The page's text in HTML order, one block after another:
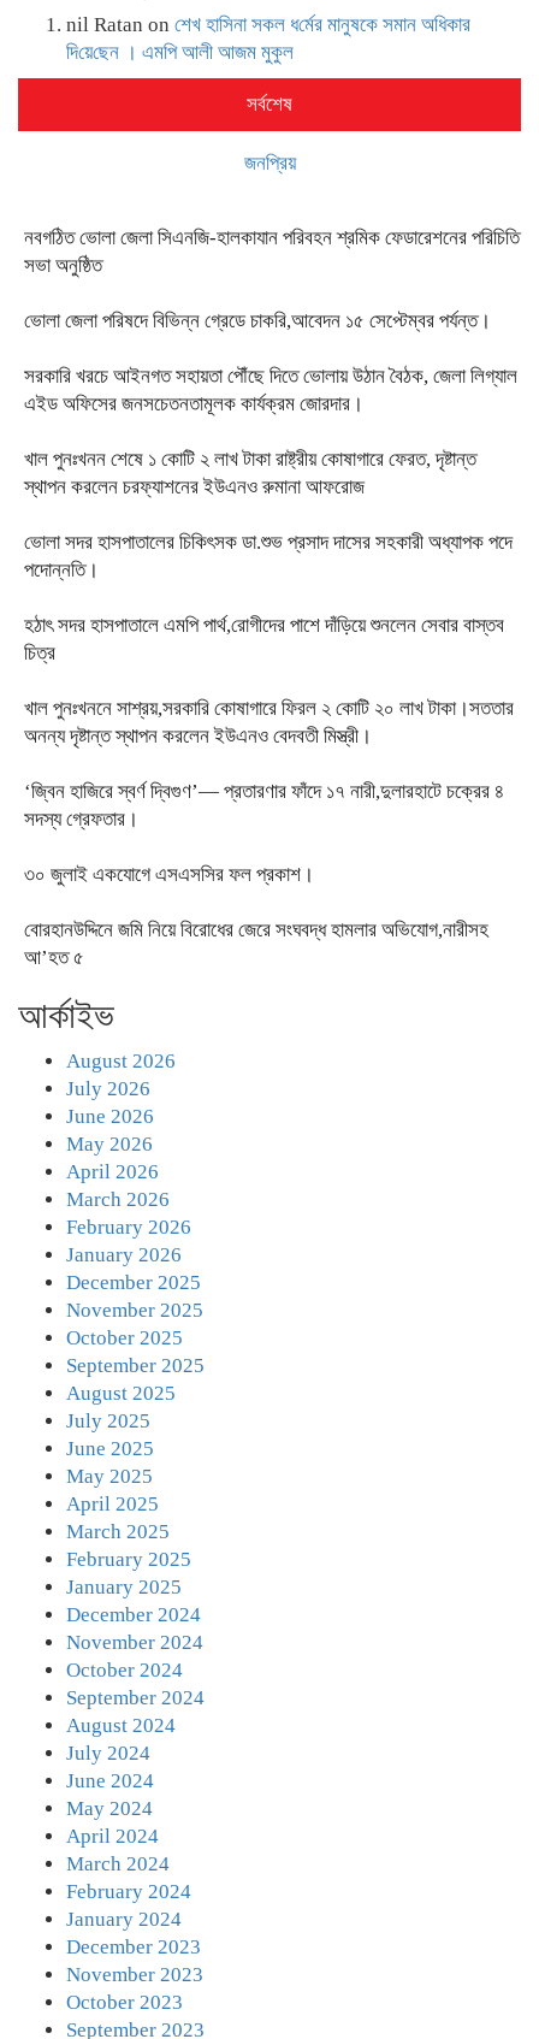
nil Ratan on শেখ হা‌সিনা সকল ধ‌র্মের মানু‌ষকে সমান অ‌ধিকার
দি‌য়ে‌ছেন । এম‌পি আলী আজম মুকুল
সর্বশেষ
জনপ্রিয়
নবগঠিত ভোলা জেলা সিএনজি-হালকাযান পরিবহন শ্রমিক ফেডারেশনের পরিচিতি
সভা অনুষ্ঠিত
ভোলা জেলা পরিষদে বিভিন্ন গ্রেডে চাকরি,আবেদন ১৫ সেপ্টেম্বর পর্যন্ত।
সরকারি খরচে আইনগত সহায়তা পৌঁছে দিতে ভোলায় উঠান বৈঠক, জেলা লিগ্যাল
এইড অফিসের জনসচেতনতামূলক কার্যক্রম জোরদার।
খাল পুনঃখনন শেষে ১ কোটি ২ লাখ টাকা রাষ্ট্রীয় কোষাগারে ফেরত, দৃষ্টান্ত
স্থাপন করলেন চরফ্যাশনের ইউএনও রুমানা আফরোজ
ভোলা সদর হাসপাতালের চিকিৎসক ডা.শুভ প্রসাদ দাসের সহকারী অধ্যাপক পদে
পদোন্নতি।
হঠাৎ সদর হাসপাতালে এমপি পার্থ,রোগীদের পাশে দাঁড়িয়ে শুনলেন সেবার বাস্তব
চিত্র
খাল পুনঃখননে সাশ্রয়,সরকারি কোষাগারে ফিরল ২ কোটি ২০ লাখ টাকা।সততার
অনন্য দৃষ্টান্ত স্থাপন করলেন ইউএনও বেদবতী মিস্ত্রী।
‘জ্বিন হাজিরে স্বর্ণ দ্বিগুণ’— প্রতারণার ফাঁদে ১৭ নারী,দুলারহাটে চক্রের ৪
সদস্য গ্রেফতার।
৩০ জুলাই একযোগে এসএসসির ফল প্রকাশ।
বোরহানউদ্দিনে জমি নিয়ে বিরোধের জেরে সংঘবদ্ধ হামলার অভিযোগ,নারীসহ
আ’হত ৫
আর্কাইভ
August 2026
July 2026
June 2026
May 2026
April 2026
March 2026
February 2026
January 2026
December 2025
November 2025
October 2025
September 2025
August 2025
July 2025
June 2025
May 2025
April 2025
March 2025
February 2025
January 2025
December 2024
November 2024
October 2024
September 2024
August 2024
July 2024
June 2024
May 2024
April 2024
March 2024
February 2024
January 2024
December 2023
November 2023
October 2023
September 2023